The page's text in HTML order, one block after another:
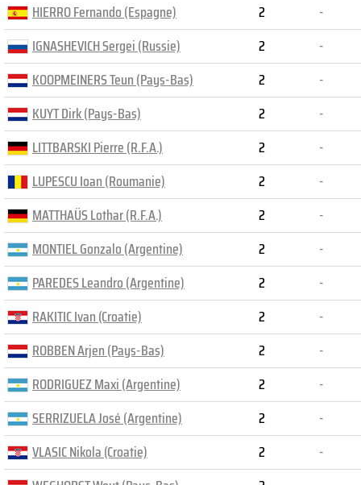
HIERRO Fernando (Espagne)
IGNASHEVICH Sergei (Russie)
KOOPMEINERS Teun (Pays-Bas)
KUYT Dirk (Pays-Bas)
LITTBARSKI Pierre (R.F.A.)
LUPESCU Ioan (Roumanie)
MATTHAÜS Lothar (R.F.A.)
MONTIEL Gonzalo (Argentine)
PAREDES Leandro (Argentine)
RAKITIC Ivan (Croatie)
ROBBEN Arjen (Pays-Bas)
RODRIGUEZ Maxi (Argentine)
SERRIZUELA José (Argentine)
VLASIC Nikola (Croatie)
2
-
2
-
2
-
2
-
2
-
2
-
2
-
2
-
2
-
2
-
2
-
2
-
2
-
2
-